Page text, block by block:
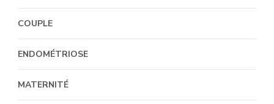
COUPLE
ENDOMÉTRIOSE
MATERNITÉ